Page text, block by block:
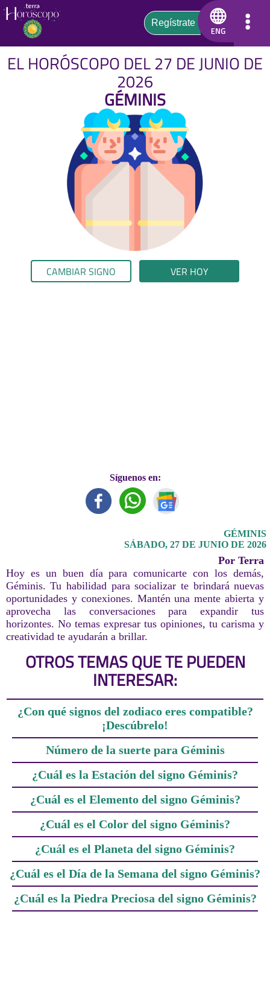
EL HORÓSCOPO DEL 27 DE JUNIO DE
2026
GÉMINIS
CAMBIAR SIGNO VER HOY
Síguenos en:
GÉMINIS
SÁBADO, 27 DE JUNIO DE 2026
Por Terra
Hoy es un buen día para comunicarte con los demás,
Géminis. Tu habilidad para socializar te brindará nuevas
oportunidades y conexiones. Mantén una mente abierta y
aprovecha las conversaciones para expandir tus
horizontes. No temas expresar tus opiniones, tu carisma y
creatividad te ayudarán a brillar.
OTROS TEMAS QUE TE PUEDEN
INTERESAR:
¿Con qué signos del zodiaco eres compatible?
¡Descúbrelo!
Número de la suerte para Géminis
¿Cuál es la Estación del signo Géminis?
¿Cuál es el Elemento del signo Géminis?
¿Cuál es el Color del signo Géminis?
¿Cuál es el Planeta del signo Géminis?
¿Cuál es el Día de la Semana del signo Géminis?
¿Cuál es la Piedra Preciosa del signo Géminis?